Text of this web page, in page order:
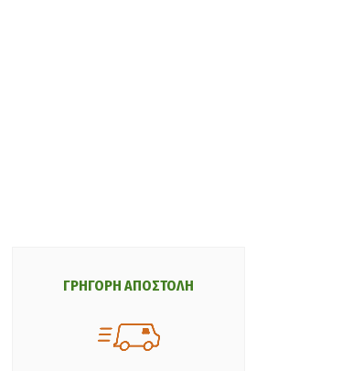
ΓΡΗΓΟΡΗ ΑΠΟΣΤΟΛΗ